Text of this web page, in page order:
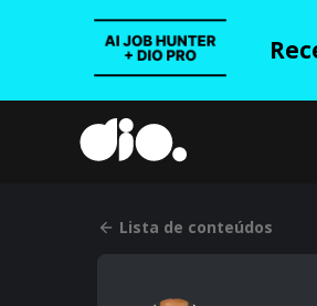
Lista de conteúdos